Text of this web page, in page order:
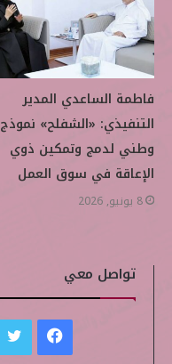
فاطمة الساعدي المدير
التنفيذي: «الشفلح» نموذج
وطني لدمج وتمكين ذوي
الإعاقة في سوق العمل
8 يونيو, 2026
تواصل معي